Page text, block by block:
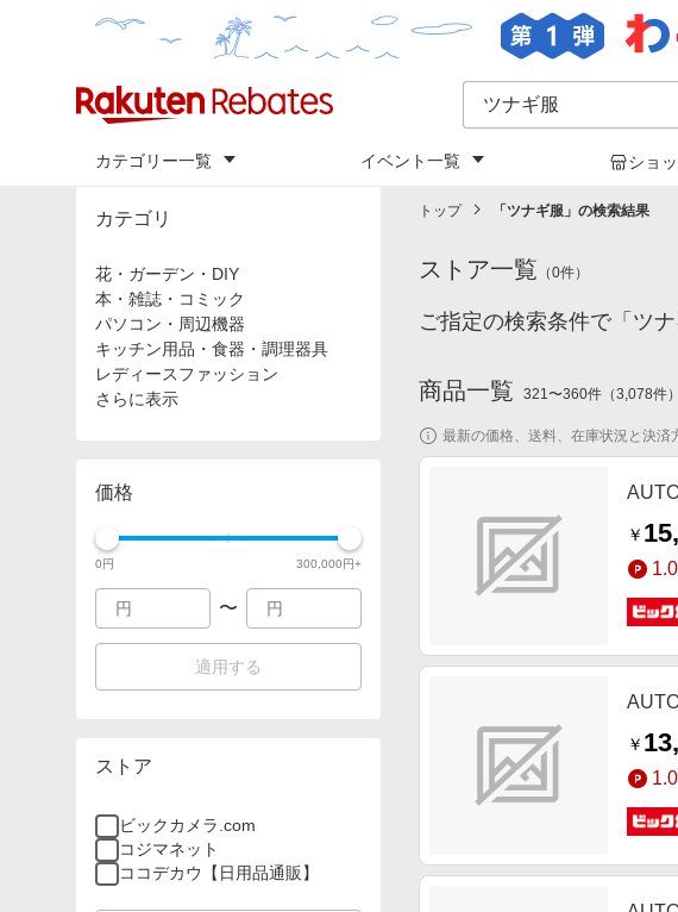
カテゴリー一覧 イベント一覧 ショ
カテゴリ
花・ガーデン・DIY
本・雑誌・コミック
パソコン・周辺機器
キッチン用品・食器・調理器具
レディースファッション
さらに表示
価格
0円 300,000円+
〜
適用する
ストア
ビックカメラ.com
コジマネット
ココデカウ【日用品通販】
トップ 「 ツナギ服 」の検索結果
ストア一覧 （0件）
ご指定の検索条件で「ツ
商品一覧 321〜360件 （3,078件）
最新の価格、送料、在庫状況と決済
￥
￥